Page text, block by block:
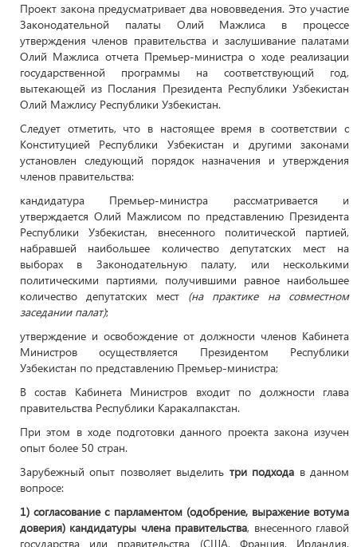
Проект закона предусматривает два нововведения. Это участие
Законодательной палаты Олий Мажлиса в процессе
утверждения членов правительства и заслушивание палатами
Олий Мажлиса отчета Премьер-министра о ходе реализации
государственной программы на соответствующий год,
вытекающей из Послания Президента Республики Узбекистан
Олий Мажлису Республики Узбекистан.
Следует отметить, что в настоящее время в соответствии с
Конституцией Республики Узбекистан и другими законами
установлен следующий порядок назначения и утверждения
членов правительства:
кандидатура Премьер-министра рассматривается и
утверждается Олий Мажлисом по представлению Президента
Республики Узбекистан, внесенного политической партией,
набравшей наибольшее количество депутатских мест на
выборах в Законодательную палату, или несколькими
политическими партиями, получившими равное наибольшее
количество депутатских мест (на практике на совместном
заседании палат);
утверждение и освобождение от должности членов Кабинета
Министров осуществляется Президентом Республики
Узбекистан по представлению Премьер-министра;
В состав Кабинета Министров входит по должности глава
правительства Республики Каракалпакстан.
При этом в ходе подготовки данного проекта закона изучен
опыт более 50 стран.
Зарубежный опыт позволяет выделить три подхода в данном
вопросе:
1) согласованиес парламентом(одобрение, выражение вотума
доверия) кандидатуры члена правительства, внесенного главой
государства или правительства (США, Франция, Ирландия,